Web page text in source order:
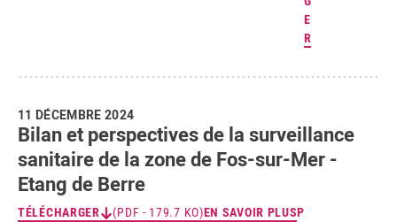
E
R
11 DÉCEMBRE 2024
Bilan et perspectives de la surveillance
sanitaire de la zone de Fos-sur-Mer -
Etang de Berre
TÉLÉCHARGER (PDF - 179.7 KO)EN SAVOIR PLUSP